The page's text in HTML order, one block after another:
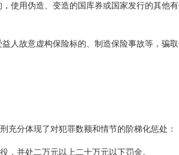
使用伪造、变造的国库券或国家发行的其他
人故意虚构保险标的、制造保险事故等，骗
充分体现了对犯罪数额和情节的阶梯化惩处：
，并处二万元以上二十万元以下罚金。